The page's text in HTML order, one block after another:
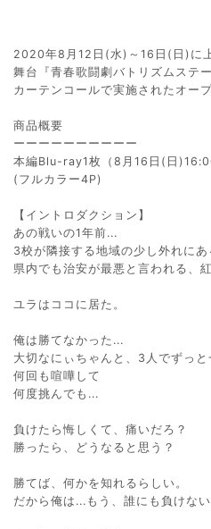
2020年8月12日(水)～16日(日)に
舞台『青春歌闘劇バトリズムステ
カーテンコールで実施されたオー
商品概要
ーーーーーーーーーー
本編Blu-ray1枚（8月16日(日
(フルカラー4P)
【イントロダクション】
あの戦いの1年前...
3校が隣接する地域の少し外れにあ
県内でも治安が最悪と言われる、
ユラはココに居た。
俺は勝てなかった...
大切なにぃちゃんと、3人でずっと
何回も喧嘩して
何度挑んでも...
負けたら悔しくて、痛いだろ？
勝ったら、どうなると思う？
勝てば、何かを知れるらしい。
だから俺は...もう、誰にも負けない